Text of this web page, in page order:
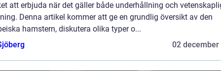
att erbjuda när det gäller både underhållning och
Denna artikel kommer att ge en grundlig översikt av den
hamstern, diskutera olika typer o...
02 december